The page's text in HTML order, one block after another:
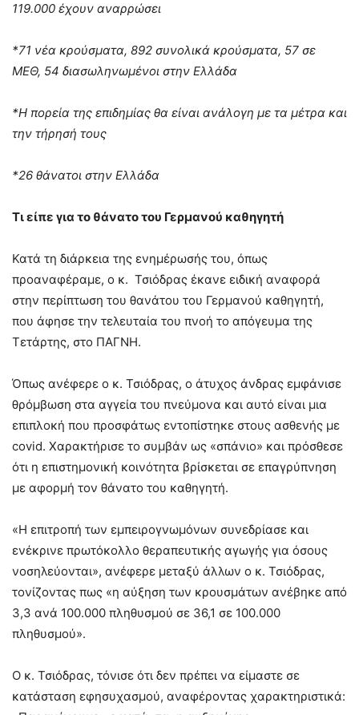
119.000 έχουν αναρρώσει
*71 νέα κρούσματα, 892 συνολικά κρούσματα, 57 σε
ΜΕΘ, 54 διασωληνωμένοι στην Ελλάδα
*Η πορεία της επιδημίας θα είναι ανάλογη με τα μέτρα και
την τήρησή τους
*26 θάνατοι στην Ελλάδα
Τι είπε για το θάνατο του Γερμανού καθηγητή
Κατά τη διάρκεια της ενημέρωσής του, όπως
προαναφέραμε, ο κ. Τσιόδρας έκανε ειδική αναφορά
στην περίπτωση του θανάτου του Γερμανού καθηγητή,
που άφησε την τελευταία του πνοή το απόγευμα της
Τετάρτης, στο ΠΑΓΝΗ.
Όπως ανέφερε ο κ. Τσιόδρας, ο άτυχος άνδρας εμφάνισε
θρόμβωση στα αγγεία του πνεύμονα και αυτό είναι μια
επιπλοκή που προσφάτως εντοπίστηκε στους ασθενής με
covid. Χαρακτήρισε το συμβάν ως «σπάνιο» και πρόσθεσε
ότι η επιστημονική κοινότητα βρίσκεται σε επαγρύπνηση
με αφορμή τον θάνατο του καθηγητή.
«Η επιτροπή των εμπειρογνωμόνων συνεδρίασε και
ενέκρινε πρωτόκολλο θεραπευτικής αγωγής για όσους
νοσηλεύονται», ανέφερε μεταξύ άλλων ο κ. Τσιόδρας,
τονίζοντας πως «η αύξηση των κρουσμάτων ανέβηκε από
3,3 ανά 100.000 πληθυσμού σε 36,1 σε 100.000
πληθυσμού».
Ο κ. Τσιόδρας, τόνισε ότι δεν πρέπει να είμαστε σε
κατάσταση εφησυχασμού, αναφέροντας χαρακτηριστικά: